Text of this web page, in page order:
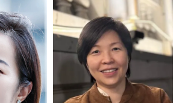
思科系统（中国）
大中华区副总裁